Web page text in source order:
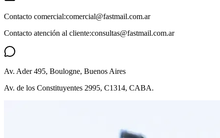
Contacto comercial:comercial@fastmail.com.ar
Contacto atención al cliente:consultas@fastmail.com.ar
Av. Ader 495, Boulogne, Buenos Aires
Av. de los Constituyentes 2995, C1314, CABA.